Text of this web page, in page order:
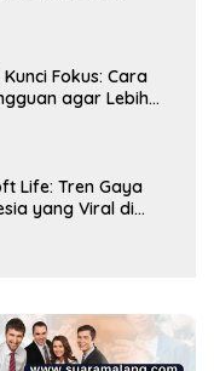
Fokus: Cara
agar Lebih
Life: Tren Gaya
yang Viral di